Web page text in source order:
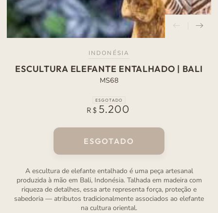
INDONÉSIA
ESCULTURA ELEFANTE ENTALHADO | BALI
MS68
Preço
R$ 5.200
ESGOTADO
ESGOTADO
A escultura de elefante entalhado é uma peça artesanal
produzida à mão em Bali, Indonésia. Talhada em madeira com
riqueza de detalhes, essa arte representa força, proteção e
sabedoria — atributos tradicionalmente associados ao elefante
na cultura oriental.